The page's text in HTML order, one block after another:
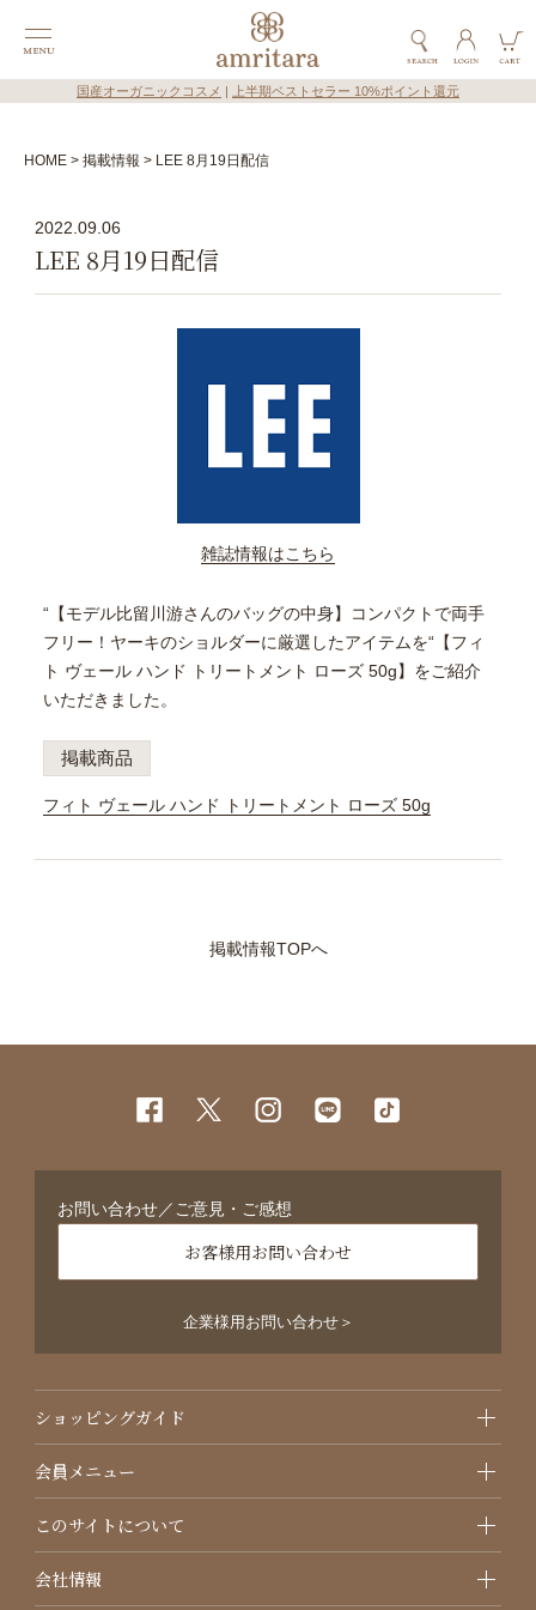
国産オーガニックコスメ 上半期ベストセラー 10%ポイント還元
HOME 掲載情報 LEE 8月19日配信
2022.09.06
LEE 8月19日配信
雑誌情報はこちら
“【モデル比留川游さんのバッグの中身】コンパクトで両手
フリー！ヤーキのショルダーに厳選したアイテムを“【フィ
ト ヴェール ハンド トリートメント ローズ 50g】をご紹介
いただきました。
掲載商品
フィト ヴェール ハンド トリートメント ローズ 50g
掲載情報TOPへ
お問い合わせ／ご意見・ご感想
お客様用お問い合わせ
企業様用お問い合わせ＞
ショッピングガイド
会員メニュー
このサイトについて
会社情報